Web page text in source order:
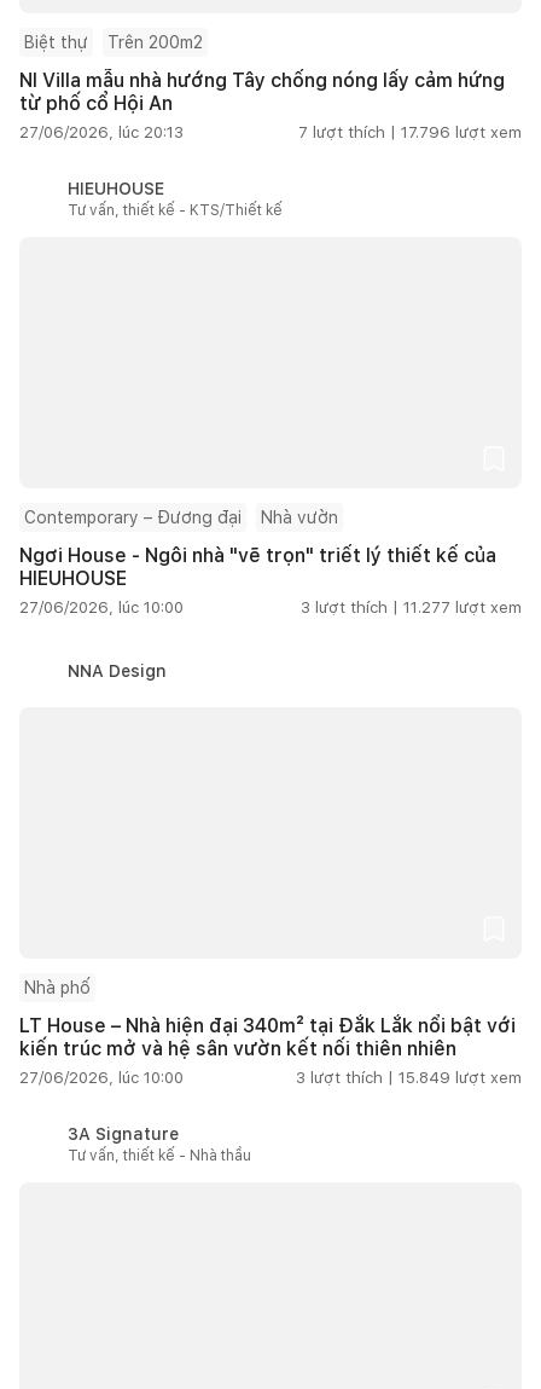
Biệt thự Trên 200m2
NI Villa mẫu nhà hướng Tây chống nóng lấy cảm hứng
từ phố cổ Hội An
27/06/2026, lúc 20:13 7 lượt thích | 17.796 lượt xem
HIEUHOUSE
Tư vấn, thiết kế - KTS/Thiết kế
Contemporary – Đương đại Nhà vườn
Ngơi House - Ngôi nhà "vẽ trọn" triết lý thiết kế của
HIEUHOUSE
27/06/2026, lúc 10:00 3 lượt thích | 11.277 lượt xem
NNA Design
Nhà phố
LT House – Nhà hiện đại 340m² tại Đắk Lắk nổi bật với
kiến trúc mở và hệ sân vườn kết nối thiên nhiên
27/06/2026, lúc 10:00 3 lượt thích | 15.849 lượt xem
3A Signature
Tư vấn, thiết kế - Nhà thầu